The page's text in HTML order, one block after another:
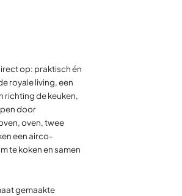
op: praktisch én
royale living, een
richting de keuken,
door
oven, twee
een airco-
te koken en samen
gemaakte